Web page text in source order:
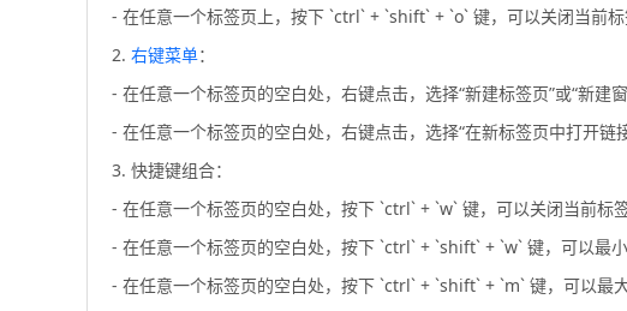
- 在任意一个标签页上，按下 `ctrl` + `shift` + `o` 键，可以关闭当前标
2. 右键菜单：
- 在任意一个标签页的空白处，右键点击，选择“新建标签页”或“新建窗
- 在任意一个标签页的空白处，右键点击，选择“在新标签页中打开链
3. 快捷键组合：
- 在任意一个标签页的空白处，按下 `ctrl` + `w` 键，可以关闭当前标签
- 在任意一个标签页的空白处，按下 `ctrl` + `shift` + `w` 键，可以最小
- 在任意一个标签页的空白处，按下 `ctrl` + `shift` + `m` 键，可以最大